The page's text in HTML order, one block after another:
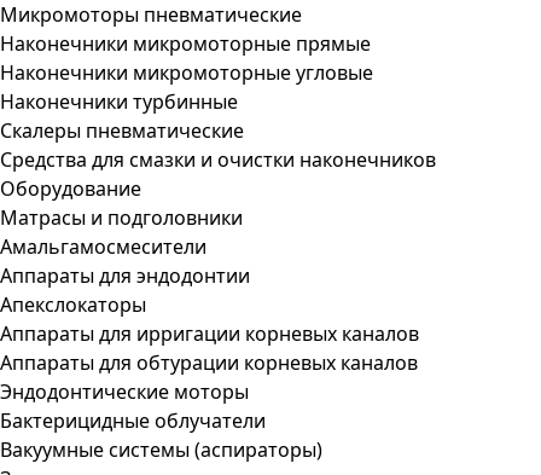
Микромоторы пневматические
Наконечники микромоторные прямые
Наконечники микромоторные угловые
Наконечники турбинные
Скалеры пневматические
Средства для смазки и очистки наконечников
Оборудование
Матрасы и подголовники
Амальгамосмесители
Аппараты для эндодонтии
Апекслокаторы
Аппараты для ирригации корневых каналов
Аппараты для обтурации корневых каналов
Эндодонтические моторы
Бактерицидные облучатели
Вакуумные системы (аспираторы)